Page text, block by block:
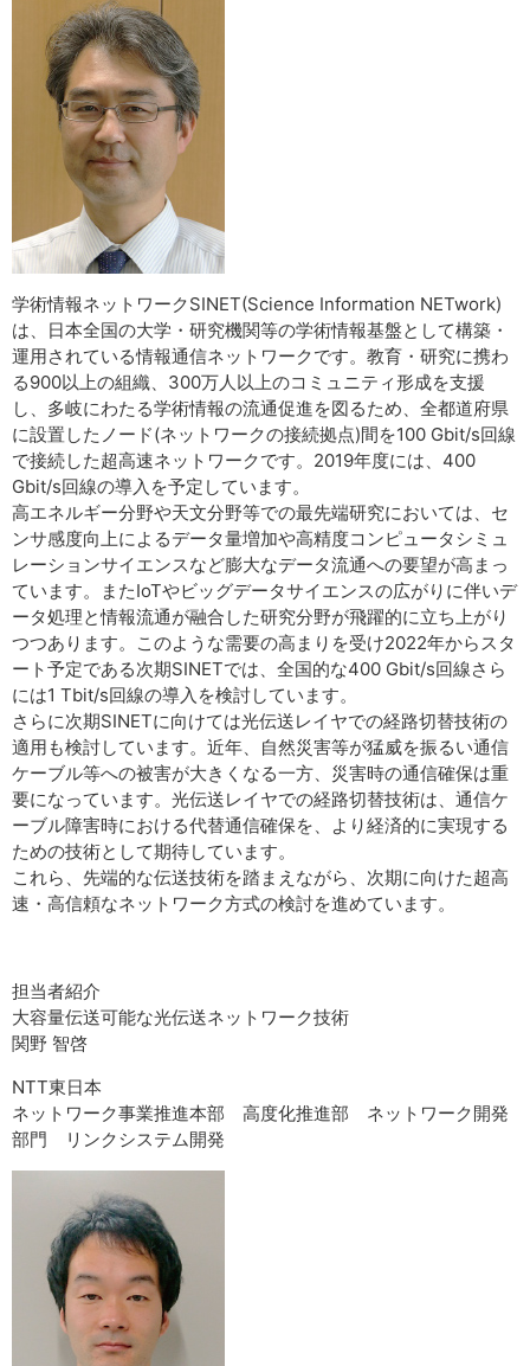
学術情報ネットワークSINET(Science Information NETwork)
は、日本全国の大学・研究機関等の学術情報基盤として構築・
運用されている情報通信ネットワークです。教育・研究に携わ
る900以上の組織、300万人以上のコミュニティ形成を支援
し、多岐にわたる学術情報の流通促進を図るため、全都道府県
に設置したノード(ネットワークの接続拠点)間を100 Gbit/s回線
で接続した超高速ネットワークです。2019年度には、400
Gbit/s回線の導入を予定しています。
高エネルギー分野や天文分野等での最先端研究においては、セ
ンサ感度向上によるデータ量増加や高精度コンピュータシミュ
レーションサイエンスなど膨大なデータ流通への要望が高まっ
ています。またIoTやビッグデータサイエンスの広がりに伴いデ
ータ処理と情報流通が融合した研究分野が飛躍的に立ち上がり
つつあります。このような需要の高まりを受け2022年からスタ
ート予定である次期SINETでは、全国的な400 Gbit/s回線さら
には1 Tbit/s回線の導入を検討しています。
さらに次期SINETに向けては光伝送レイヤでの経路切替技術の
適用も検討しています。近年、自然災害等が猛威を振るい通信
ケーブル等への被害が大きくなる一方、災害時の通信確保は重
要になっています。光伝送レイヤでの経路切替技術は、通信ケ
ーブル障害時における代替通信確保を、より経済的に実現する
ための技術として期待しています。
これら、先端的な伝送技術を踏まえながら、次期に向けた超高
速・高信頼なネットワーク方式の検討を進めています。
担当者紹介
大容量伝送可能な光伝送ネットワーク技術
関野 智啓
NTT東日本
ネットワーク事業推進本部 高度化推進部 ネットワーク開発
部門 リンクシステム開発